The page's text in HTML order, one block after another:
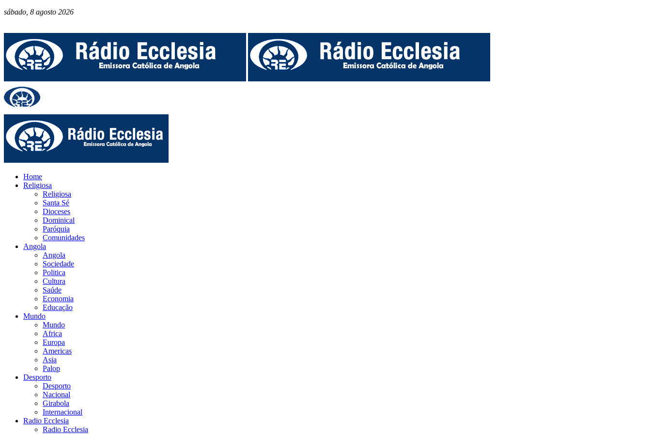
sábado, 8 agosto 2026
Home
Religiosa
Religiosa
Santa Sé
Dioceses
Dominical
Paróquia
Comunidades
Angola
Angola
Sociedade
Politica
Cultura
Saúde
Economia
Educação
Mundo
Mundo
Africa
Europa
Americas
Asia
Palop
Desporto
Desporto
Nacional
Girabola
Internacional
Radio Ecclesia
Radio Ecclesia